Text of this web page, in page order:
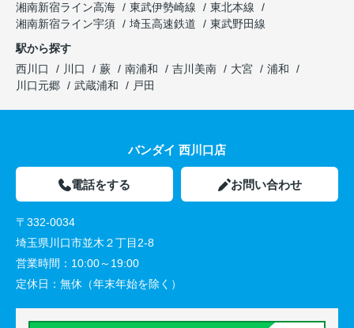
湘南新宿ライン高海
東武伊勢崎線
東北本線
湘南新宿ライン宇須
埼玉高速鉄道
東武野田線
駅から探す
西川口
川口 蕨 南浦和 吉川美南 大宮
浦和
川口元郷
武蔵浦和 戸田
バンダイ 西川口店
電話をする お問い合わせ
〒332-0034
埼玉県川口市並木２丁目2-8
営業時間： 10:00～19:00
定休日： 無休（年末年始を除く）